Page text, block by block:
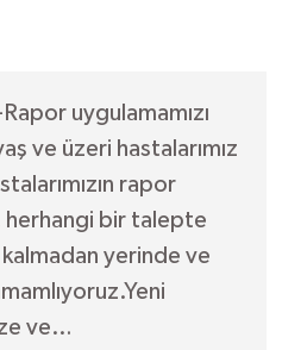
uygulamamızı
ve üzeri hastalarımız
rapor
herhangi bir talepte
yerinde ve
ve…